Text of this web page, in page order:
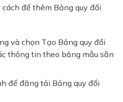
để thêm Bảng quy đổi
và chọn Tạo Bảng quy đổi
thông tin theo bảng mẫu sẵn
để đăng tải Bảng quy đổi